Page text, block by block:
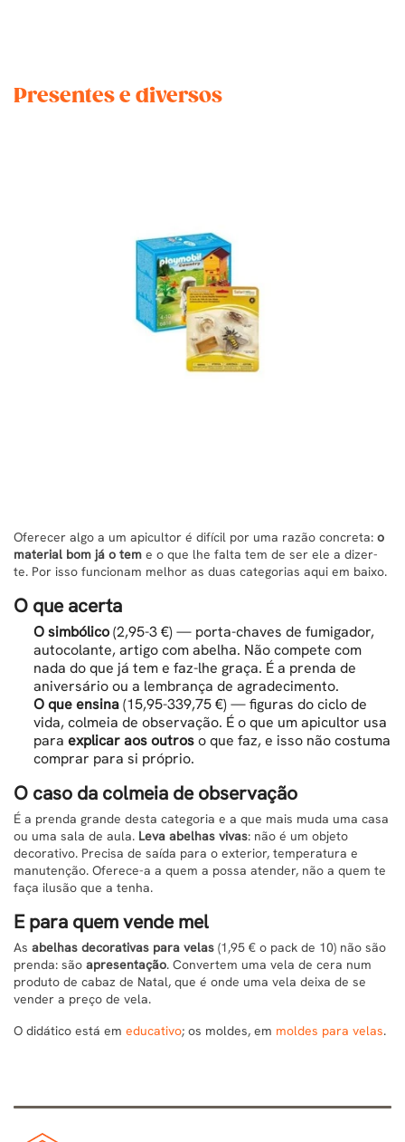
Presentes e diversos
Oferecer algo a um apicultor é difícil por uma razão concreta: o
material bom já o tem e o que lhe falta tem de ser ele a dizer-
te. Por isso funcionam melhor as duas categorias aqui em baixo.
O que acerta
O simbólico(2,95-3 €) — porta-chaves de fumigador,
autocolante, artigo com abelha. Não compete com
nada do que já tem e faz-lhe graça. É a prenda de
aniversário ou a lembrança de agradecimento.
O que ensina(15,95-339,75 €) — figuras do ciclo de
vida, colmeia de observação. É o que um apicultor usa
para explicar aos outroso que faz, e isso não costuma
comprar para si próprio.
O caso da colmeia de observação
É a prenda grande desta categoria e a que mais muda uma casa
ou uma sala de aula. Leva abelhas vivas: não é um objeto
decorativo. Precisa de saída para o exterior, temperatura e
manutenção. Oferece-a a quem a possa atender, não a quem te
faça ilusão que a tenha.
E para quem vende mel
As abelhas decorativas para velas (1,95 € o pack de 10) não são
prenda: são apresentação. Convertem uma vela de cera num
produto de cabaz de Natal, que é onde uma vela deixa de se
vender a preço de vela.
O didático está em educativo; os moldes, em moldes para velas.